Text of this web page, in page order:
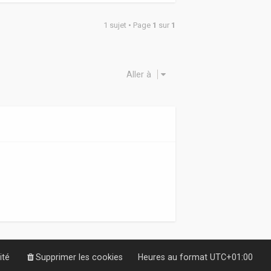
1 sujet • Page 1 sur 1
Aller à
Heures au format UTC+01:00
Supprimer les cookies